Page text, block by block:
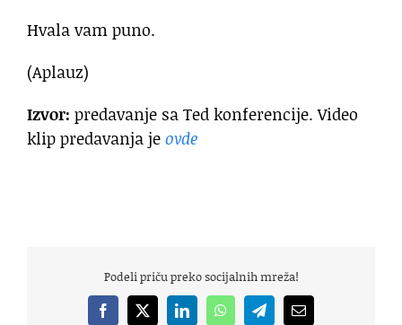
Hvala vam puno.
(Aplauz)
Izvor: predavanje sa Ted konferencije. Video
klip predavanja jeovde
Podeli priču preko socijalnih mreža!
Facebook
X LinkedInWhatsAppTelegramEmail